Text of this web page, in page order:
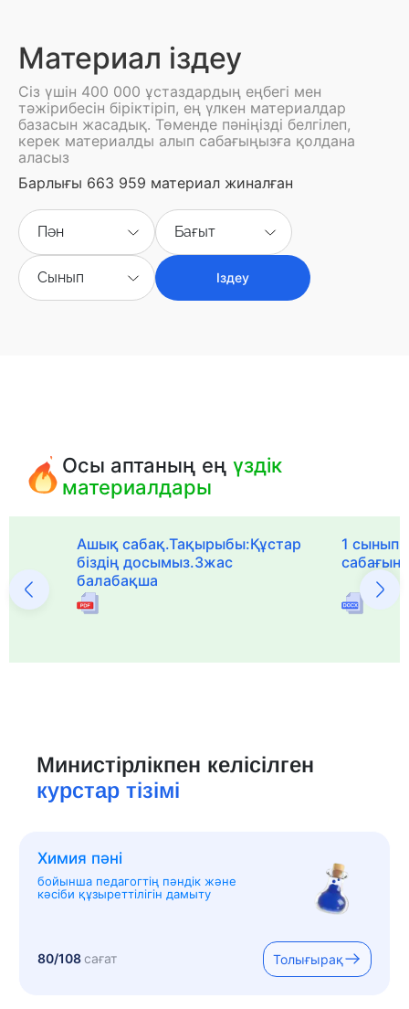
Материал іздеу
Сіз үшін 400 000 ұстаздардың еңбегі мен
тәжірибесін біріктіріп, ең үлкен материалдар
базасын жасадық. Төменде пәніңізді белгілеп,
керек материалды алып сабағыңызға қолдана
аласыз
Барлығы 663 959 материал жиналған
Пән Бағыт
Сынып Іздеу
Осы аптаның еңүздік
материалдары
Ашық сабақ.Тақырыбы:Құстар
біздің досымыз.3жас
балабақша
1
Министірлікпен келісілген
курстар тізімі
Химия пәні
бойынша педагогтің пәндік және
кәсіби құзыреттілігін дамыту
80/108сағат Толығырақ